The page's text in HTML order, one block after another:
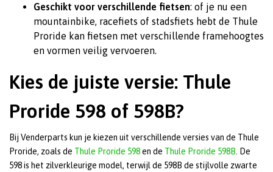
Geschikt voor verschillende fietsen: of je nu een
mountainbike, racefiets of stadsfiets hebt de Thule
Proride kan fietsen met verschillende framehoogtes
en vormen veilig vervoeren.
Kies de juiste versie: Thule
Proride 598 of 598B?
Bij Venderparts kun je kiezen uit verschillende versies van de Thule
Proride, zoals de Thule Proride 598en de Thule Proride 598B . De
598 is het zilverkleurige model, terwijl de 598B de stijlvolle zwarte